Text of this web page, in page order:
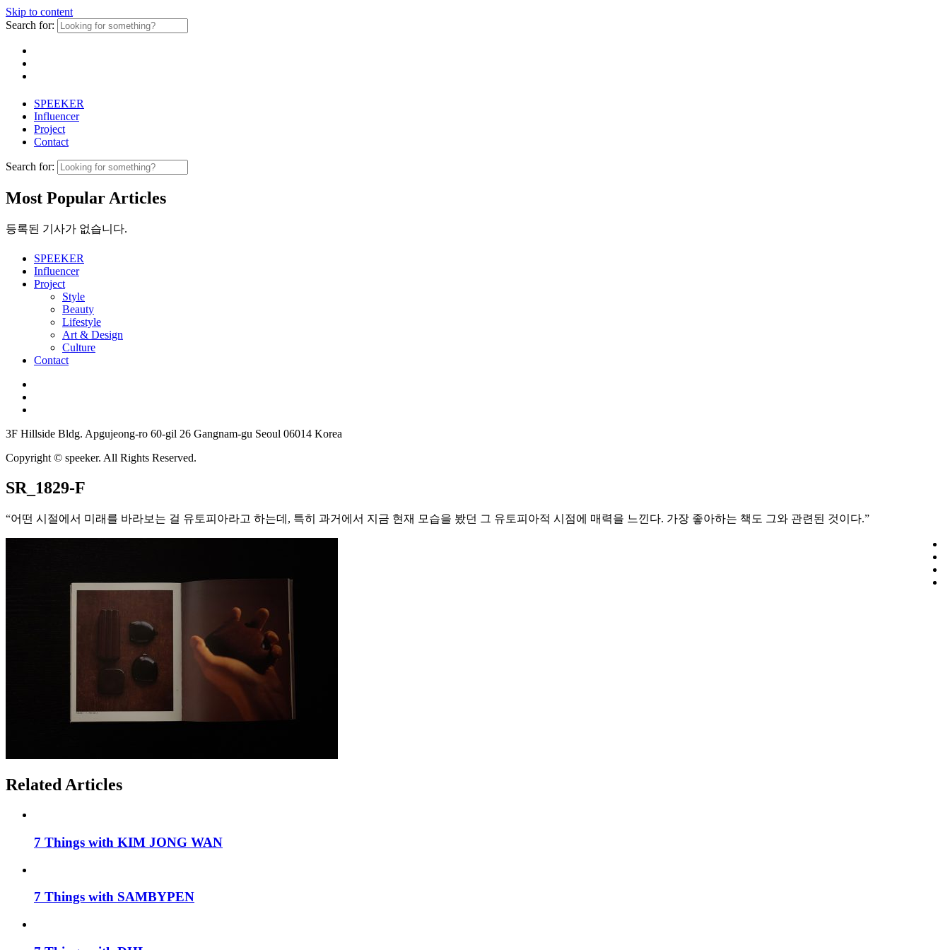
Skip to content
Search for:
SPEEKER
Influencer
Project
Contact
Search for:
Most Popular Articles
등록된 기사가 없습니다.
SPEEKER
Influencer
Project
Style
Beauty
Lifestyle
Art & Design
Culture
Contact
3F Hillside Bldg. Apgujeong-ro 60-gil 26 Gangnam-gu Seoul 06014 Korea
Copyright © speeker. All Rights Reserved.
SR_1829-F
“어떤 시절에서 미래를 바라보는 걸 유토피아라고 하는데, 특히 과거에서 지금 현재 모습을 봤던 그 유토피아적 시점에 매력을 느낀다. 가장 좋아하는 책도 그와 관련된 것이다.”
Related Articles
7 Things with KIM JONG WAN
7 Things with SAMBYPEN